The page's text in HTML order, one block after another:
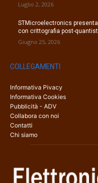
Luglio 2, 2026
STMicroelectronics
con crittografia post-
Giugno 25, 2026
COLLEGAMENTI
Informativa Pivacy
Informativa Cookies
Pubblicità - ADV
Collabora con noi
Contatti
Chi siamo